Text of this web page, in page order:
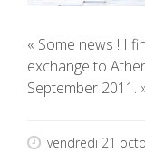
« Some news ! I
exchange to
September 2011.
vendredi 21